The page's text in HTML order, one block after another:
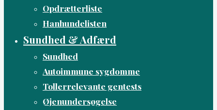
Opdrætterliste
Hanhundelisten
Sundhed & Adfærd
Sundhed
Autoimmune sygdomme
Tollerrelevante gentests
Øjenundersøgelse